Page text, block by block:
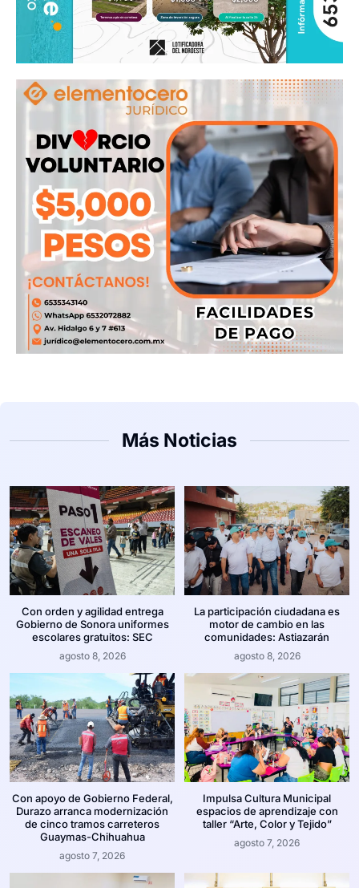
Más Noticias
Con orden y agilidad entrega
Gobierno de Sonora uniformes
escolares gratuitos: SEC
agosto 8, 2026
La participación ciudadana es
motor de cambio en las
comunidades: Astiazarán
agosto 8, 2026
Con apoyo de Gobierno Federal,
Durazo arranca modernización
de cinco tramos carreteros
Guaymas-Chihuahua
agosto 7, 2026
Impulsa Cultura Municipal
espacios de aprendizaje con
taller “Arte, Color y Tejido”
agosto 7, 2026